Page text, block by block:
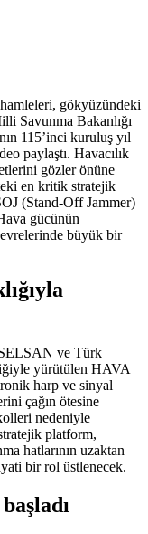
gökyüzündeki
Savunma Bakanlığı
115’inci kuruluş yıl
paylaştı. Havacılık
gözler önüne
en kritik stratejik
(Stand-Off Jammer)
gücünün
büyük bir
ve Türk
yürütülen HAVA
harp ve sinyal
çağın ötesine
nedeniyle
platform,
hatlarının uzaktan
bir rol üstlenecek.